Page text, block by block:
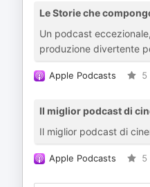
Le Storie che
Un podcast
produzione divertente
Apple Podcasts 5
Il miglior podcast di
Il miglior podcast di
Apple Podcasts 5